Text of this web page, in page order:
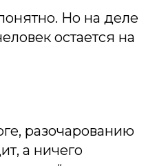
Но на деле
остается на
разочарованию
а ничего